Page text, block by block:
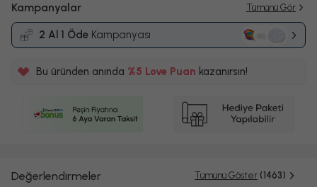
Kampanyalar Tümünü Gör
2 Al 1 Öde Kampanyası
Bu üründen anında %5 Love Puan kazanırsın!
Değerlendirmeler Tümünü Göster (1463)